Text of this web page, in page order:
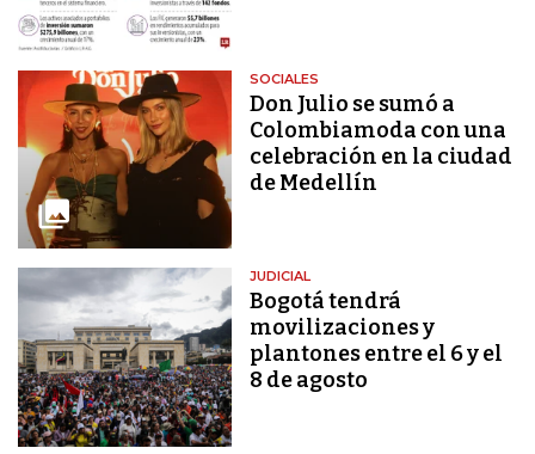
SOCIALES
Don Julio se sumó a
Colombiamoda con una
celebración en la ciudad
de Medellín
JUDICIAL
Bogotá tendrá
movilizaciones y
plantones entre el 6 y el
8 de agosto